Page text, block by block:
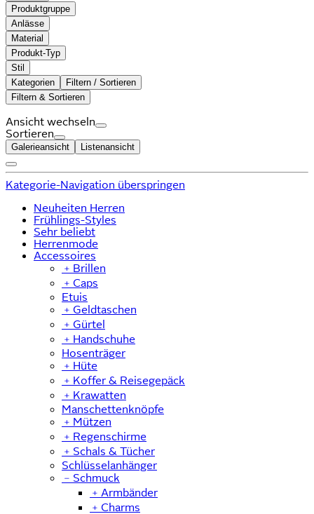
Produktgruppe
Anlässe
Material
Produkt-Typ
Stil
Kategorien
Filtern / Sortieren
Filtern & Sortieren
Ansicht wechseln
Sortieren
Galerieansicht Listenansicht
Kategorie-Navigation überspringen
Neuheiten Herren
Frühlings-Styles
Sehr beliebt
Herrenmode
Accessoires
﹢ Brillen
﹢ Caps
Etuis
﹢ Geldtaschen
﹢ Gürtel
﹢ Handschuhe
Hosenträger
﹢ Hüte
﹢ Koffer & Reisegepäck
﹢ Krawatten
Manschettenknöpfe
﹢ Mützen
﹢ Regenschirme
﹢ Schals & Tücher
Schlüsselanhänger
﹣ Schmuck
﹢ Armbänder
﹢ Charms